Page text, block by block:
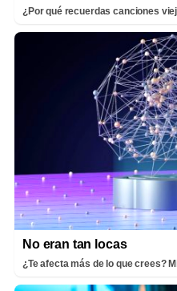
¿Por qué recuerdas canciones
No eran tan locas
¿Te afecta más de lo que crees?